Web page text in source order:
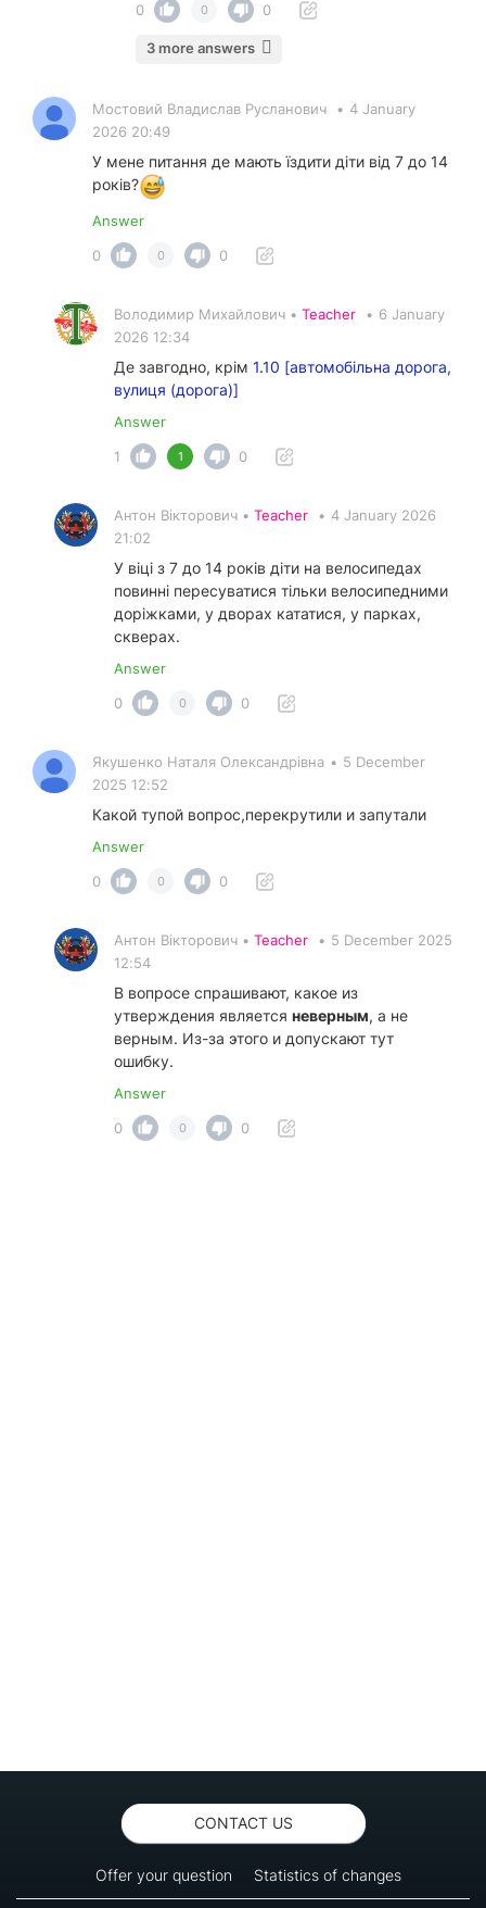
0
0 0
3 more answers
Мостовий Владислав Русланович • 4 January
2026 20:49
У мене питання де мають їздити діти від 7 до 14
років?
Answer
0
0 0
Володимир Михайлович • Teacher • 6 January
2026 12:34
Де завгодно, крім 1.10 [автомобільна дорога,
вулиця (дорога)]
Answer
1
1 0
Антон Вікторович • Teacher • 4 January 2026
21:02
У віці з 7 до 14 років діти на велосипедах
повинні пересуватися тільки велосипедними
доріжками, у дворах кататися, у парках,
скверах.
Answer
0
0 0
Якушенко Наталя Олександрiвна • 5 December
2025 12:52
Какой тупой вопрос,перекрутили и запутали
Answer
0
0 0
Антон Вікторович • Teacher • 5 December 2025
12:54
В вопросе спрашивают, какое из
утверждения является неверным, а не
верным. Из-за этого и допускают тут
ошибку.
Answer
0
0 0
CONTACT US
Offer your question Statistics of changes